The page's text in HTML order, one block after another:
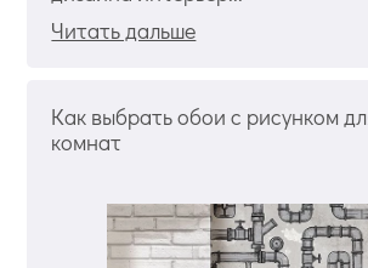
Читать дальше
Как выбрать обои с рисунком
комнат